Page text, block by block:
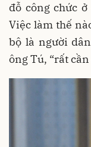
đỗ công chức
Việc làm thế
bộ là người
ông Tú, “rất cần